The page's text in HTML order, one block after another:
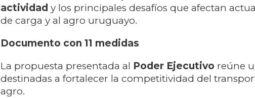
actividad y los principales desafíos que afectan
de carga y al agro uruguayo.
Documento con 11 medidas
La propuesta presentada al Poder Ejecutivo reúne
destinadas a fortalecer la competitividad del
agro.